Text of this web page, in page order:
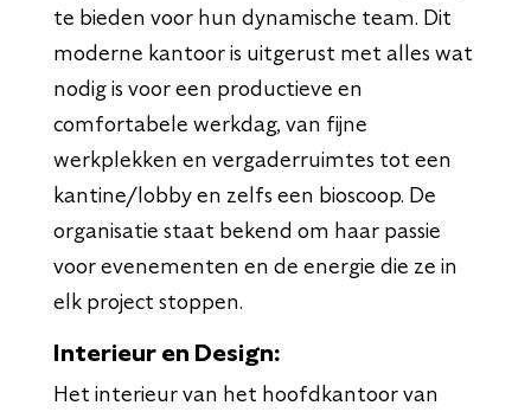
te bieden voor hun dynamische team. Dit
moderne kantoor is uitgerust met alles wat
nodig is voor een productieve en
comfortabele werkdag, van fijne
werkplekken en vergaderruimtes tot een
kantine/lobby en zelfs een bioscoop. De
organisatie staat bekend om haar passie
voor evenementen en de energie die ze in
elk project stoppen​.
Interieur en Design:
Het interieur van het hoofdkantoor van